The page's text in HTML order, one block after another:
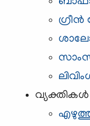
വ്യക്തികള്‍